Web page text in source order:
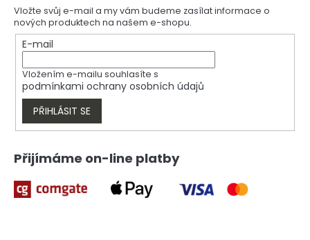
Vložte svůj e-mail a my vám budeme zasílat informace o
nových produktech na našem e-shopu.
E-mail
Vložením e-mailu souhlasíte s
podmínkami ochrany osobních údajů
PŘIHLÁSIT SE
Přijímáme on-line platby